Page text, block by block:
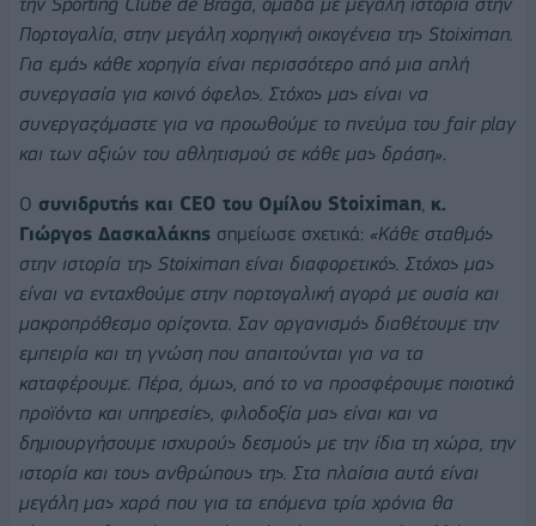
την Sporting Clube de Braga, ομάδα με μεγάλη ιστορία στην
Πορτογαλία, στην μεγάλη χορηγική οικογένεια της Stoiximan.
Για εμάς κάθε χορηγία είναι περισσότερο από μια απλή
συνεργασία για κοινό όφελος. Στόχος μας είναι να
συνεργαζόμαστε για να προωθούμε το πνεύμα του fair play
και των αξιών του αθλητισμού σε κάθε μας δράση».
Ο συνιδρυτής και CEO του Ομίλου Stoiximan, κ.
Γιώργος Δασκαλάκης σημείωσε σχετικά: «Κάθε σταθμός
στην ιστορία της Stoiximan είναι διαφορετικός. Στόχος μας
είναι να ενταχθούμε στην πορτογαλική αγορά με ουσία και
μακροπρόθεσμο ορίζοντα. Σαν οργανισμός διαθέτουμε την
εμπειρία και τη γνώση που απαιτούνται για να τα
καταφέρουμε. Πέρα, όμως, από το να προσφέρουμε ποιοτικά
προϊόντα και υπηρεσίες, φιλοδοξία μας είναι και να
δημιουργήσουμε ισχυρούς δεσμούς με την ίδια τη χώρα, την
ιστορία και τους ανθρώπους της. Στα πλαίσια αυτά είναι
μεγάλη μας χαρά που για τα επόμενα τρία χρόνια θα